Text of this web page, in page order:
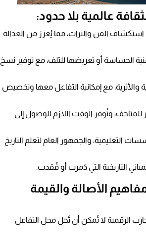
عالمية بلا حدود:
الفن والتراث، مما يُعزز من العدالة
الحساسة أو تعريضها للتلف، مع توفير نسخ
مع إمكانية التفاعل معها وتخصيص
وتُوفر الوقت اللازم للوصول إلى
التعليمية، والجمهور العام لتعلم التاريخ
التاريخية التي دُمرت أو فُقدت.
الأصالة والقيمة
الرقمية لا تُمكن أن تُحل محل التفاعل